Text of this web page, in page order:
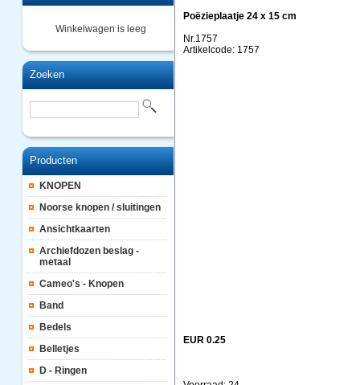
Winkelwagen is leeg
Zoeken
Producten
KNOPEN
Noorse knopen / sluitingen
Ansichtkaarten
Archiefdozen beslag -
metaal
Cameo's - Knopen
Band
Bedels
Belletjes
D - Ringen
Poëzieplaatje 24 x 15 cm
Nr.1757
Artikelcode: 1757
EUR 0.25